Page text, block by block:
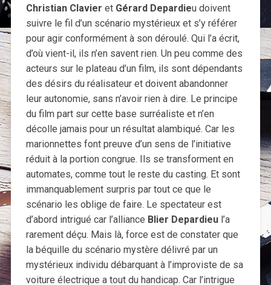
Christian Clavier etGérard Depardieu doivent
suivre le fil d’un scénario mystérieux et s’y référer
pour agir conformément à son déroulé. Qui l’a écrit,
d’où vient-il, ils n’en savent rien. Un peu comme des
acteurs sur le plateau d’un film, ils sont dépendants
des désirs du réalisateur et doivent abandonner
leur autonomie, sans n’avoir rien à dire. Le principe
du film part sur cette base surréaliste et n’en
décolle jamais pour un résultat alambiqué. Car les
marionnettes font preuve d’un sens de l’initiative
réduit à la portion congrue. Ils se transforment en
automates, comme tout le reste du casting. Et sont
immanquablement surpris par tout ce que le
scénario les oblige de faire. Le spectateur est
d’abord intrigué car l’alliance Blier Depardieul’a
rarement déçu. Mais là, force est de constater que
la béquille du scénario mystère délivré par un
mystérieux individu débarquant à l’improviste de sa
voiture électrique a tout du handicap. Car l’intrigue